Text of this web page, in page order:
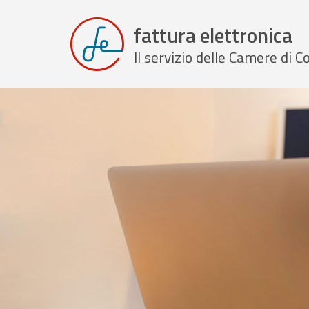
fattura elettronica
Il servizio delle Camere di